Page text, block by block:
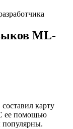
ML-
карту
ее помощью
популярны.